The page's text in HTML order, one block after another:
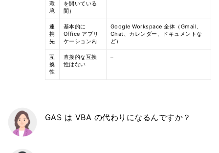
環
境
を開いている
間）
連
携
先
基本的に
Office アプリ
ケーション内
Google Workspace 全体（Gmail、
Chat、カレンダー、ドキュメントな
ど）
互
換
性
直接的な互換
性はない
–
GAS は VBA の代わりになるんですか？